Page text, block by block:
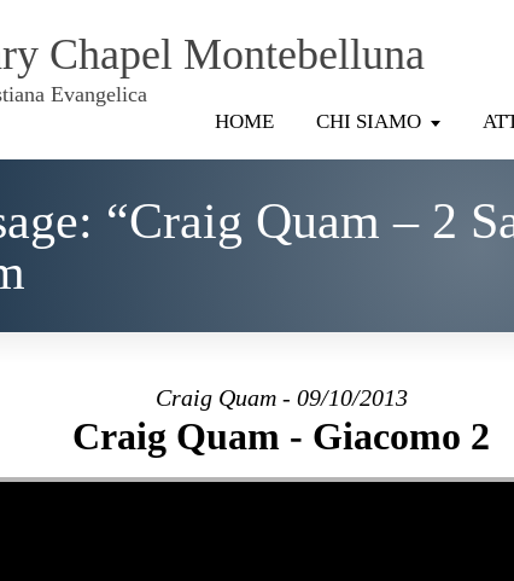
Chapel Montebelluna
Evangelica
HOME CHI SIAMO
“Craig Quam – 2
Craig Quam - 09/10/2013
Craig Quam - Giacomo 2